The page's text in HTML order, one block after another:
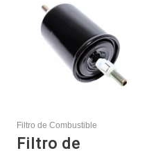
Filtro de Combustible
Filtro de